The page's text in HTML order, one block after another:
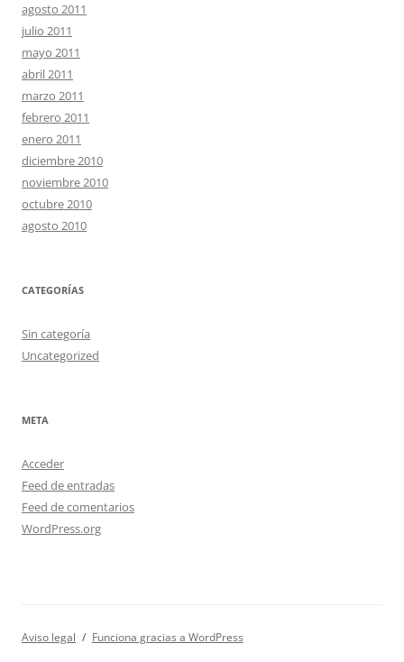
agosto 2011
julio 2011
mayo 2011
abril 2011
marzo 2011
febrero 2011
enero 2011
diciembre 2010
noviembre 2010
octubre 2010
agosto 2010
CATEGORÍAS
Sin categoría
Uncategorized
META
Acceder
Feed de entradas
Feed de comentarios
WordPress.org
Aviso legal Funciona gracias a WordPress